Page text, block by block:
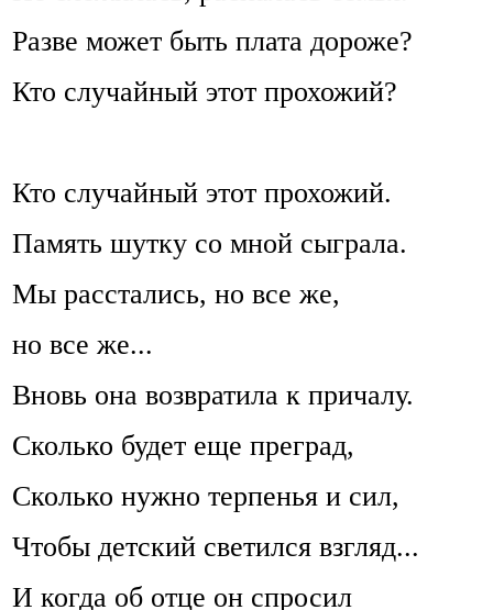
Разве может быть плата дороже?
Кто случайный этот прохожий?
Кто случайный этот прохожий.
Память шутку со мной сыграла.
Мы расстались, но все же,
но все же...
Вновь она возвратила к причалу.
Сколько будет еще преград,
Сколько нужно терпенья и сил,
Чтобы детский светился взгляд...
И когда об отце он спросил